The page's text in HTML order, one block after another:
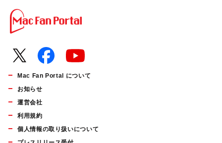
Mac Fan Portal について
お知らせ
運営会社
利用規約
個人情報の取り扱いについて